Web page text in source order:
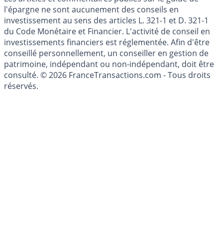
l'épargne ne sont aucunement des conseils en
investissement au sens des articles L. 321-1 et D. 321-1
du Code Monétaire et Financier. L'activité de conseil en
investissements financiers est réglementée. Afin d'être
conseillé personnellement, un conseiller en gestion de
patrimoine, indépendant ou non-indépendant, doit être
consulté. © 2026 FranceTransactions.com - Tous droits
réservés.